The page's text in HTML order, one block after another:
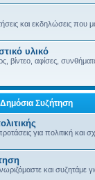
και εκδηλώσεις που
υλικό
βίντεο, αφίσες,
Δημόσια Συζήτηση
για πολιτική και
και συζητάμε